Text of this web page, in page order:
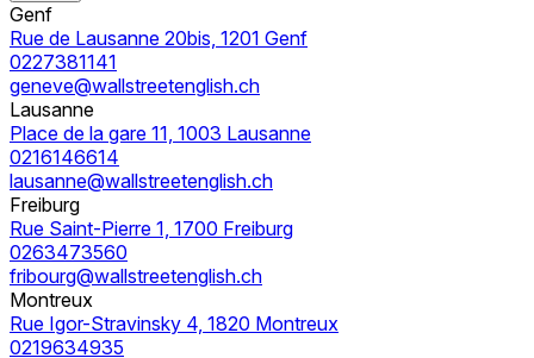
Genf
Rue de Lausanne 20bis, 1201 Genf
0227381141
geneve@wallstreetenglish.ch
Lausanne
Place de la gare 11, 1003 Lausanne
0216146614
lausanne@wallstreetenglish.ch
Freiburg
Rue Saint-Pierre 1, 1700 Freiburg
0263473560
fribourg@wallstreetenglish.ch
Montreux
Rue Igor-Stravinsky 4, 1820 Montreux
0219634935